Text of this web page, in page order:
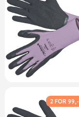
2 FOR 99,-